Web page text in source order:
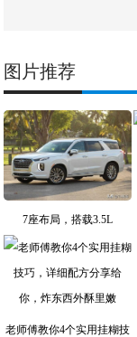
图片推荐
7座布局，搭载3.5L
老师傅教你4个实用挂糊技